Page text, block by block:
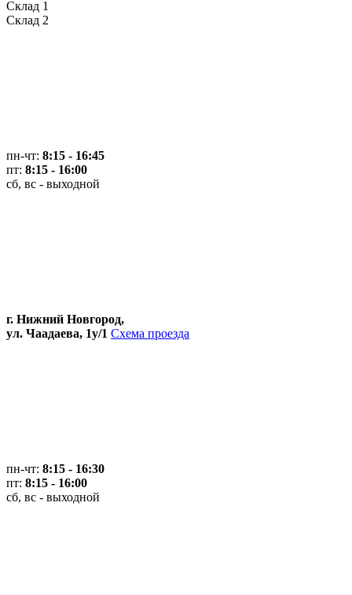
Склад 1
Склад 2
пн-чт: 8:15 - 16:45
пт: 8:15 - 16:00
сб, вс - выходной
г. Нижний Новгород,
ул. Чаадаева, 1у/1 Схема проезда
пн-чт: 8:15 - 16:30
пт: 8:15 - 16:00
сб, вс - выходной